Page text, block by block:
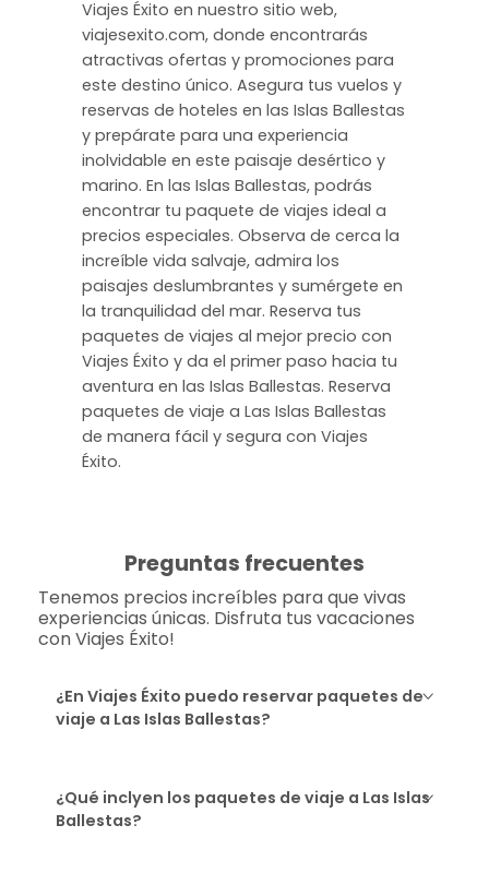
Viajes Éxito en nuestro sitio web,
viajesexito.com, donde encontrarás
atractivas ofertas y promociones para
este destino único. Asegura tus vuelos y
reservas de hoteles en las Islas Ballestas
y prepárate para una experiencia
inolvidable en este paisaje desértico y
marino. En las Islas Ballestas, podrás
encontrar tu paquete de viajes ideal a
precios especiales. Observa de cerca la
increíble vida salvaje, admira los
paisajes deslumbrantes y sumérgete en
la tranquilidad del mar. Reserva tus
paquetes de viajes al mejor precio con
Viajes Éxito y da el primer paso hacia tu
aventura en las Islas Ballestas. Reserva
paquetes de viaje a Las Islas Ballestas
de manera fácil y segura con Viajes
Éxito.
Preguntas frecuentes
Tenemos precios increíbles para que vivas
experiencias únicas. Disfruta tus vacaciones
con Viajes Éxito!
¿En Viajes Éxito puedo reservar paquetes de
viaje a Las Islas Ballestas?
¿Qué inclyen los paquetes de viaje a Las Islas
Ballestas?